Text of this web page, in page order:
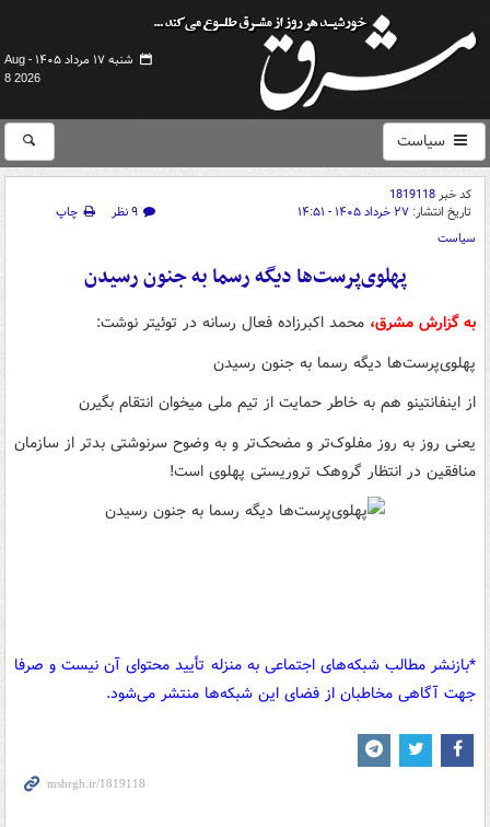
شنبه ۱۷ مرداد ۱۴۰۵ -
Aug
8 2026
سیاست
کد خبر1819118
تاریخ انتشار: ۲۷ خرداد ۱۴۰۵ - ۱۴:۵۱ ۹ نظر
چاپ
سیاست
پهلوی‌پرست‌ها دیگه رسما به جنون رسیدن
به گزارش مشرق، محمد اکبرزاده فعال رسانه در توئیتر نوشت:
پهلوی‌پرست‌ها دیگه رسما به جنون رسیدن
از اینفانتینو هم به خاطر حمایت از تیم ملی میخوان انتقام بگیرن
یعنی روز به روز مفلوک‌تر و مضحک‌تر و به وضوح سرنوشتی بدتر از سازمان
منافقین در انتظار گروهک تروریستی پهلوی است!
*بازنشر مطالب شبکه‌های اجتماعی به منزله تأیید محتوای آن نیست و صرفا
جهت آگاهی مخاطبان از فضای این شبکه‌ها منتشر می‌شود.